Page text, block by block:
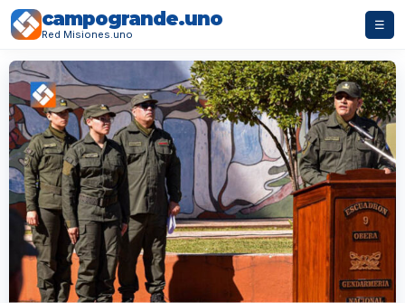
campogrande.uno
Red Misiones.uno
☰